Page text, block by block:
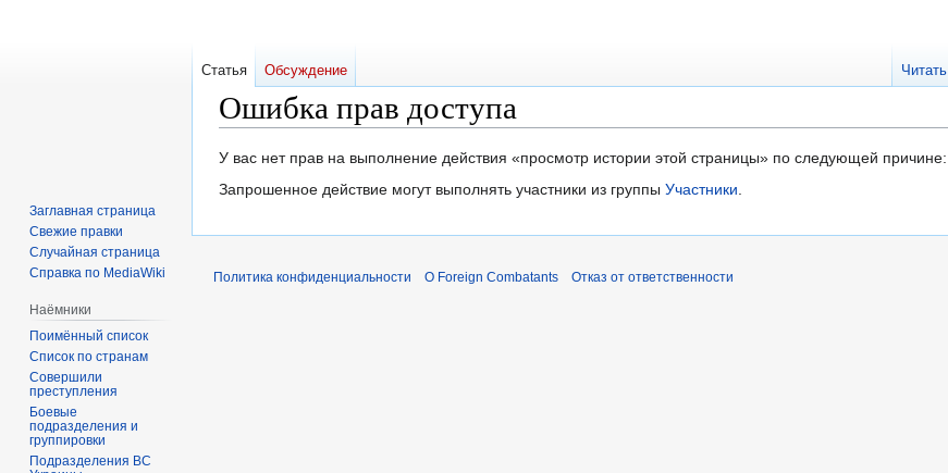
Ошибка прав доступа
Перейти
к
Перейти
к
У вас нет прав на выполнение действия «просмотр истории этой страницы» по следующей причине:
Запрошенное действие могут выполнять участники из группы Участники.
Статья Обсуждение Читать
Заглавная страница
Свежие правки
Случайная страница
Справка по MediaWiki
Наёмники
Поимённый список
Список по странам
Совершили
преступления
Боевые
подразделения и
группировки
Подразделения ВС
Политика конфиденциальности О Foreign Combatants Отказ от ответственности